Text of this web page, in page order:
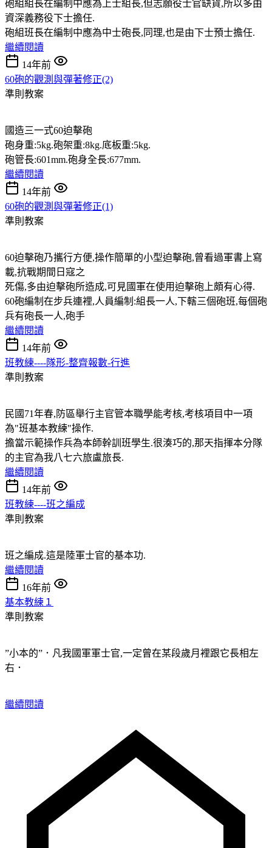
砲組組長在編制中應為上士組長,但志願役士官缺貨,所以多由
資深義務役下士擔任.
砲組班長在編制中應為中士砲長,同理,也是由下士預士擔任.
繼續閱讀
14年前
60砲的觀測與彈著修正(2)
準則教案
國造三一式60迫擊砲
砲身重:5kg.砲架重:8kg.底板重:5kg.
砲管長:601mm.砲身全長:677mm.
繼續閱讀
14年前
60砲的觀測與彈著修正(1)
準則教案
60迫擊砲乃攜行方便,操作簡單的小型迫擊砲,曾看過軍書上寫
載,抗戰期間日寇之
死傷,多由迫擊砲所造成,可見國軍在使用迫擊砲上頗有心得.
60砲編制在步兵連裡,人員編制:組長一人,下轄三個砲班,每個砲
兵有砲長一人,砲手
繼續閱讀
14年前
班教練----隊形-整齊報數-行進
準則教案
民國71年春,防區舉行主官管本職學能考核,考核項目中一項
為"班基本教練"操作.
擔當示範操作兵為本師幹訓班學生.很湊巧的,那天指揮本分隊
的主官為我八七六旅盧旅長.
繼續閱讀
14年前
班教練----班之編成
準則教案
班之編成.這是陸軍士官的基本功.
繼續閱讀
16年前
基本教練１
準則教案
”小本的”．凡我國軍軍士官,一定曾在某段歲月裡跟它長相左
右．
繼續閱讀